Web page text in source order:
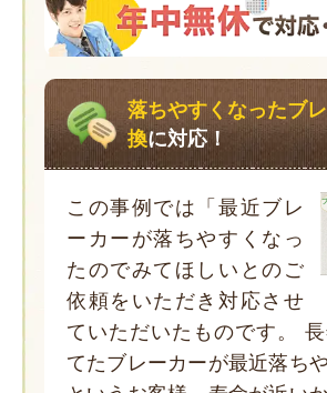
落ちやすくなったブ
換に対応！
この事例では「最近ブレ
ーカーが落ちやすくなっ
たのでみてほしいとのご
依頼をいただき対応させ
ていただいたものです。
てたブレーカーが最近落ち